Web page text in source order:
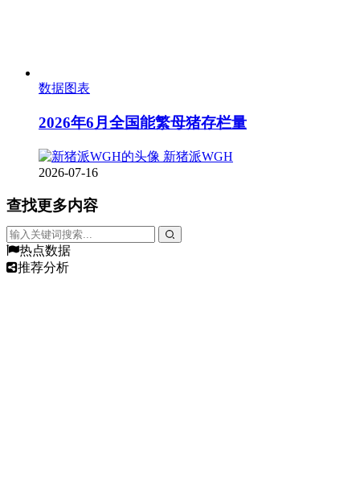
数据图表
2026年6月全国能繁母猪存栏量
新猪派WGH
2026-07-16
查找更多内容
热点数据
推荐分析